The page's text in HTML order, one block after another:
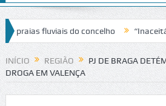
fluviais do concelho
trânsito no IC2 em Alcobaça
INÍCIO REGIÃO
PJ DE BRAGA
DROGA EM VALENÇA